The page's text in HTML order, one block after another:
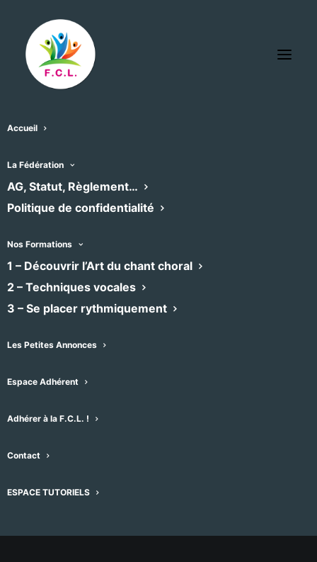
Accueil
La Fédération
AG, Statut, Règlement…
Politique de confidentialité
Nos Formations
1 – Découvrir l’Art du chant choral
2 – Techniques vocales
3 – Se placer rythmiquement
Les Petites Annonces
Espace Adhérent
Adhérer à la F.C.L. !
Contact
ESPACE TUTORIELS
BIENVENUE SUR LE SITE DE LA
Fédération des
Languedoc
gravida quis sit amet metus. Class aptent
nostra, per inceptos himenaeos. Lorem ipsum
Mauris ut eros eu felis eleifend gravida quis sit